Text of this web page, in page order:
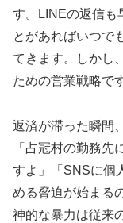
す。LINEの返信も
とがあればいつで
てきます。しかし
ための営業戦略で
返済が滞った瞬間
「占冠村の勤務先
すよ」「SNSに個
める脅迫が始まる
神的な暴力は従来